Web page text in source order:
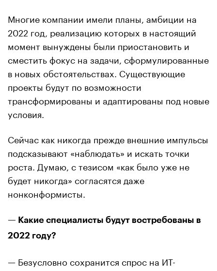
Многие компании имели планы, амбиции на
2022 год, реализацию которых в настоящий
момент вынуждены были приостановить и
сместить фокус на задачи, сформулированные
в новых обстоятельствах. Существующие
проекты будут по возможности
трансформированы и адаптированы под новые
условия.
Сейчас как никогда прежде внешние импульсы
подсказывают «наблюдать» и искать точки
роста. Думаю, с тезисом «как было уже не
будет никогда» согласятся даже
нонконформисты.
— Какие специалисты будут востребованы в
2022 году?
— Безусловно сохранится спрос на ИТ-